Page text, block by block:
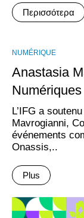
Περισσότερα
NUMÉRIQUE
Anastasia
Numériques
L’IFG a
Mavrogianni,
événements
Onassis,..
Plus